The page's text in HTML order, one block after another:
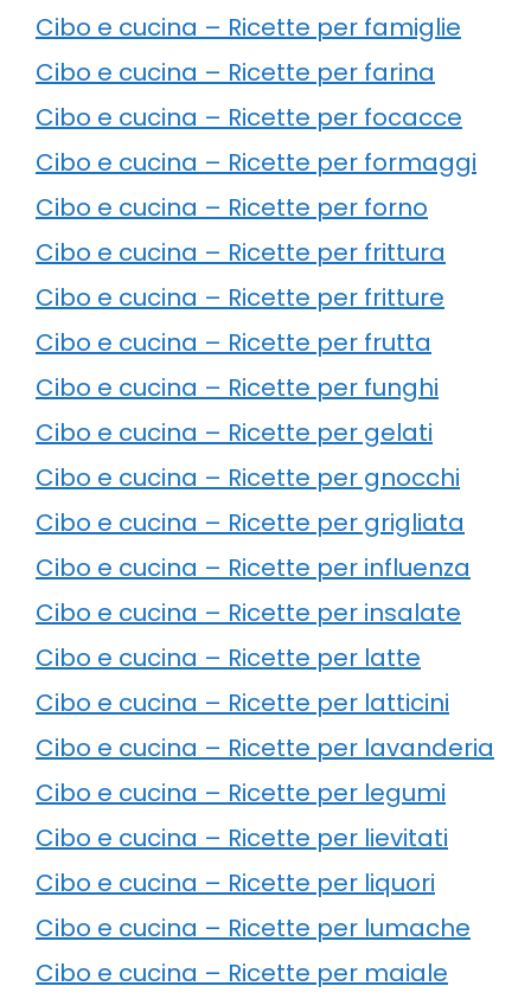
Cibo e cucina – Ricette per famiglie
Cibo e cucina – Ricette per farina
Cibo e cucina – Ricette per focacce
Cibo e cucina – Ricette per formaggi
Cibo e cucina – Ricette per forno
Cibo e cucina – Ricette per frittura
Cibo e cucina – Ricette per fritture
Cibo e cucina – Ricette per frutta
Cibo e cucina – Ricette per funghi
Cibo e cucina – Ricette per gelati
Cibo e cucina – Ricette per gnocchi
Cibo e cucina – Ricette per grigliata
Cibo e cucina – Ricette per influenza
Cibo e cucina – Ricette per insalate
Cibo e cucina – Ricette per latte
Cibo e cucina – Ricette per latticini
Cibo e cucina – Ricette per lavanderia
Cibo e cucina – Ricette per legumi
Cibo e cucina – Ricette per lievitati
Cibo e cucina – Ricette per liquori
Cibo e cucina – Ricette per lumache
Cibo e cucina – Ricette per maiale